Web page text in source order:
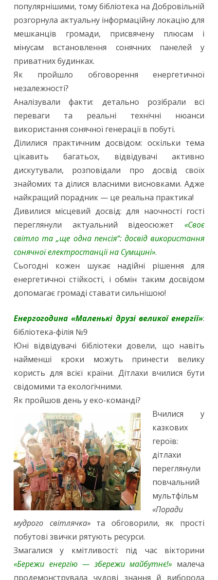
популярнішими, тому бібліотека на Добровільній
розгорнула актуальну інформаційну локацію для
мешканців громади, присвячену плюсам і
мінусам встановлення сонячних панелей у
приватних будинках.
Як пройшло обговорення енергетичної
незалежності?
Аналізували факти: детально розібрали всі
переваги та реальні технічні нюанси
використання сонячної генерації в побуті.
Ділилися практичним досвідом: оскільки тема
цікавить багатьох, відвідувачі активно
дискутували, розповідали про досвід своїх
знайомих та ділися власними висновками. Адже
найкращий порадник — це реальна практика!
Дивилися місцевий досвід: для наочності гості
переглянули актуальний відеосюжет «Своє
світло та „ще одна пенсія“: досвід використання
сонячної електростанції на Сумщині».
Сьогодні кожен шукає надійні рішення для
енергетичної стійкості, і обмін таким досвідом
допомагає громаді ставати сильнішою!
Енергогодина «Маленькі друзі великої енергії»:
бібліотека-філія №9
Юні відвідувачі бібліотеки довели, що навіть
найменші кроки можуть принести велику
користь для всієї країни. Дітлахи вчилися бути
свідомими та екологічними.
Як пройшов день у еко-команді?
Вчилися у
казкових
героїв:
дітлахи
переглянули
повчальний
мультфільм
«Поради
мудрого світлячка»та обговорили, як прості
побутові звички рятують ресурси.
Змагалися у кмітливості: під час вікторини
«Бережи енергію — збережи майбутнє!» малеча
продемонструвала чудові знання й виборола